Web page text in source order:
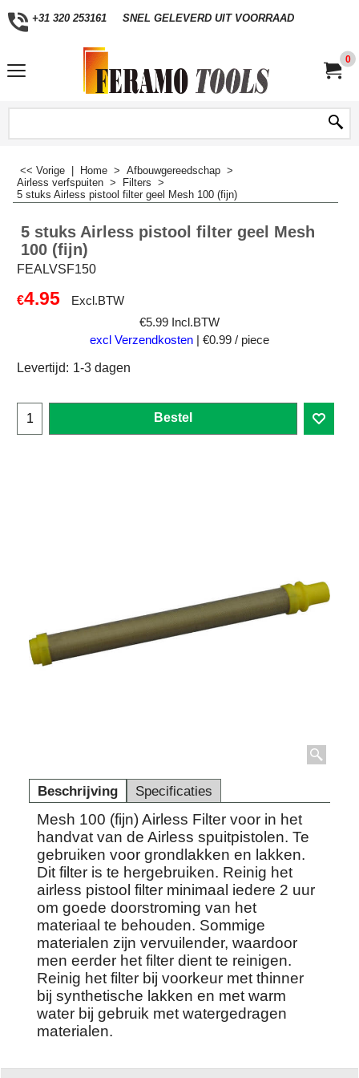
+31 320 253161 SNEL GELEVERD UIT VOORRAAD
0
<< Vorige Home > Afbouwgereedschap >
Airless verfspuiten > Filters >
5 stuks Airless pistool filter geel Mesh 100 (fijn)
5 stuks Airless pistool filter geel Mesh
100 (fijn)
FEALVSF150
€4.95
Excl.BTW
€5.99 Incl.BTW
excl Verzendkosten
€0.99 / piece
Levertijd: 1-3 dagen
Bestel
Beschrijving Specificaties
Mesh 100 (fijn) Airless Filter voor in het
handvat van de Airless spuitpistolen. Te
gebruiken voor grondlakken en lakken.
Dit filter is te hergebruiken. Reinig het
airless pistool filter minimaal iedere 2 uur
om goede doorstroming van het
materiaal te behouden. Sommige
materialen zijn vervuilender, waardoor
men eerder het filter dient te reinigen.
Reinig het filter bij voorkeur met thinner
bij synthetische lakken en met warm
water bij gebruik met watergedragen
materialen.